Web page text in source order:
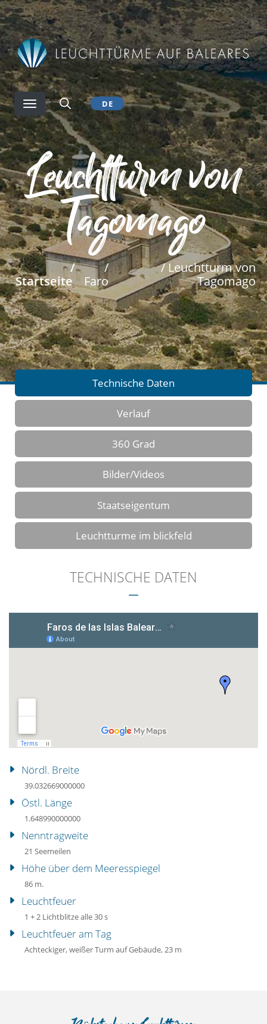
Direkt
zum
Inhalt
DE
Leuchtturm von
Tagomago
/
Startseite
/
Faro
/ Leuchtturm von
Tagomago
Technische Daten
Verlauf
360 Grad
Bilder/Videos
Staatseigentum
Leuchtturme im blickfeld
TECHNISCHE DATEN
Nördl. Breite
39.032669000000
Östl. Länge
1.648990000000
Nenntragweite
21 Seemeilen
Höhe über dem Meeresspiegel
86 m.
Leuchtfeuer
1 + 2 Lichtblitze alle 30 s
Leuchtfeuer am Tag
Achteckiger, weißer Turm auf Gebäude, 23 m